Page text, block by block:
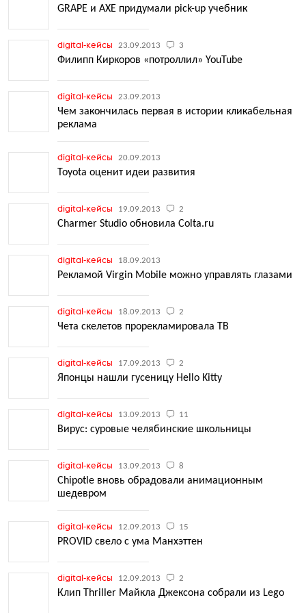
GRAPE и AXE придумали pick-up учебник
digital-кейсы 23.09.2013 3
Филипп Киркоров «потроллил» YouTube
digital-кейсы 23.09.2013
Чем закончилась первая в истории кликабельная
реклама
digital-кейсы 20.09.2013
Toyota оценит идеи развития
digital-кейсы 19.09.2013 2
Charmer Studio обновила Colta.ru
digital-кейсы 18.09.2013
Рекламой Virgin Mobile можно управлять глазами
digital-кейсы 18.09.2013 2
Чета скелетов прорекламировала ТВ
digital-кейсы 17.09.2013 2
Японцы нашли гусеницу Hello Kitty
digital-кейсы 13.09.2013 11
Вирус: суровые челябинские школьницы
digital-кейсы 13.09.2013 8
Chipotle вновь обрадовали анимационным
шедевром
digital-кейсы 12.09.2013 15
PROVID свело с ума Манхэттен
digital-кейсы 12.09.2013 2
Клип Thriller Майкла Джексона собрали из Lego